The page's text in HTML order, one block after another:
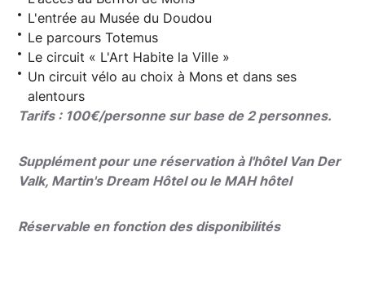
L'entrée au Musée du Doudou
Le parcours Totemus
Le circuit « L'Art Habite la Ville »
Un circuit vélo au choix à Mons et dans ses
alentours
Tarifs : 100€/personne sur base de 2 personnes.
Supplément pour une réservation à l'hôtel Van Der
Valk, Martin's Dream Hôtel ou le MAH hôtel
Réservable en fonction des disponibilités